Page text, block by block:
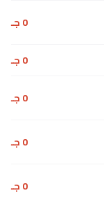
0 جـ
0 جـ
0 جـ
0 جـ
0 جـ